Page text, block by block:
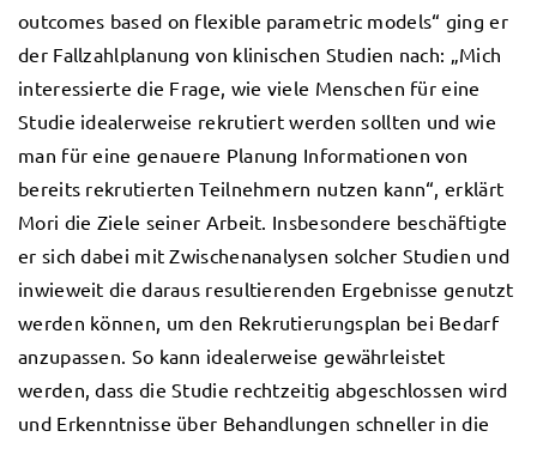
outcomes based on flexible parametric models“ ging er
der Fallzahlplanung von klinischen Studien nach: „Mich
interessierte die Frage, wie viele Menschen für eine
Studie idealerweise rekrutiert werden sollten und wie
man für eine genauere Planung Informationen von
bereits rekrutierten Teilnehmern nutzen kann“, erklärt
Mori die Ziele seiner Arbeit. Insbesondere beschäftigte
er sich dabei mit Zwischenanalysen solcher Studien und
inwieweit die daraus resultierenden Ergebnisse genutzt
werden können, um den Rekrutierungsplan bei Bedarf
anzupassen. So kann idealerweise gewährleistet
werden, dass die Studie rechtzeitig abgeschlossen wird
und Erkenntnisse über Behandlungen schneller in die